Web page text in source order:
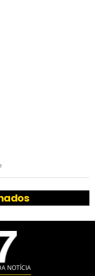
NOTÍCIA